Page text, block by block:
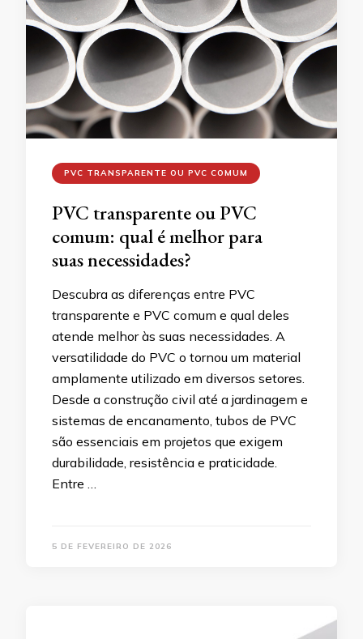
PVC TRANSPARENTE OU PVC COMUM
PVC transparente ou PVC
comum: qual é melhor para
suas necessidades?
Descubra as diferenças entre PVC
transparente e PVC comum e qual deles
atende melhor às suas necessidades. A
versatilidade do PVC o tornou um material
amplamente utilizado em diversos setores.
Desde a construção civil até a jardinagem e
sistemas de encanamento, tubos de PVC
são essenciais em projetos que exigem
durabilidade, resistência e praticidade.
Entre …
5 DE FEVEREIRO DE 2026